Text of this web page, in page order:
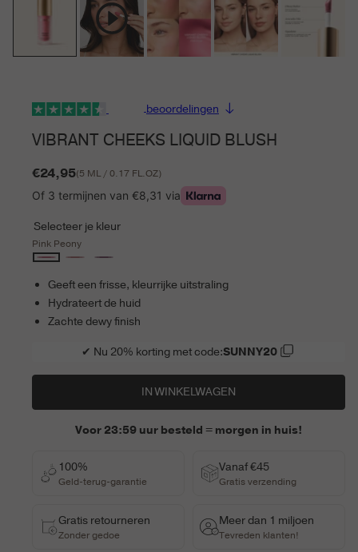
beoordelingen
VIBRANT CHEEKS LIQUID BLUSH
Normale
prijs
€24,95(5 ML / 0.17 FL.OZ)
Of 3 termijnen van €8,31 via
Selecteer je kleur
Pink Peony
Pink
Geeft een frisse, kleurrijke uitstraling
Hydrateert de huid
Zachte dewy finish
✔ Nu 20% korting met code:SUNNY20
IN WINKELWAGEN
Voor 23:59 uur besteld = morgen in huis!
100%
Geld-terug-garantie
Vanaf €45
Gratis verzending
Gratis retourneren
Zonder gedoe
Meer dan 1 miljoen
Tevreden klanten!